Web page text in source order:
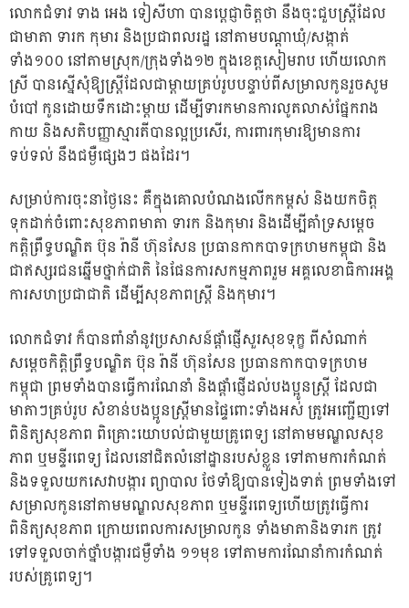
លោកជំទាវ ទាង អេង ទៀសីហា បានប្ដេជ្ញាចិត្តថា នឹងចុះជួបស្រ្តីដែល
ជាមាតា ទារក កុមារ និងប្រជាពលរដ្ឋ នៅតាមបណ្ដាឃុំ/សង្កាត់
ទាំង១០០ នៅតាមស្រុក/ក្រុងទាំង១២ ក្នុងខេត្តសៀមរាប ហើយលោក
ស្រី បានស្នើសុំឱ្យស្ត្រីដែលជាម្ដាយគ្រប់រូបបន្ទាប់ពីសម្រាលកូនរួចសូម
បំបៅ កូនដោយទឹកដោះម្ដាយ ដើម្បីទារកមានការលូតលាស់ផ្នែករាង
កាយ និងសតិបញ្ញាស្មារតីបានល្អប្រសើរ, ការពារកុមារឱ្យមានការ
ទប់ទល់ នឹងជម្ងឺផ្សេងៗ ផងដែរ។
សម្រាប់ការចុះនាថ្ងៃនេះ គឺក្នុងគោលបំណងលើកកម្ពស់ និងយកចិត្ត
ទុកដាក់ចំពោះសុខភាពមាតា ទារក និងកុមារ និងដើម្បីគាំទ្រសម្តេច
កត្តិព្រឹទ្ធបណ្ឌិត ប៊ុន រ៉ានី ហ៊ុនសែន ប្រធានកាកបាទក្រហមកម្ពុជា និង
ជាឥស្សរជនឆ្នើមថ្នាក់ជាតិ នៃផែនការសកម្មភាពរួម អគ្គលេខាធិការអង្គ
ការសហប្រជាជាតិ ដើម្បីសុខភាពស្ត្រី និងកុមារ។
លោកជំទាវ ក៏បានពាំនាំនូវប្រសាសន៍ផ្តាំផ្ញើសួរសុខទុក្ខ ពីសំណាក់
សម្ដេចកិត្តិព្រឹទ្ធបណ្ឌិត ប៊ុន រ៉ានី ហ៊ុនសែន ប្រធានកាកបាទក្រហម
កម្ពុជា ព្រមទាំងបានធ្វើការណែនាំ និងផ្តាំផ្ញើដល់បងប្អូនស្ត្រី ដែលជា
មាតាៗគ្រប់រូប សំខាន់បងប្អូនស្ត្រីមានផ្ទៃពោះទាំងអស់ ត្រូវអញ្ជើញទៅ
ពិនិត្យសុខភាព ពិគ្រោះយោបល់ជាមួយគ្រូពេទ្យ នៅតាមមណ្ឌលសុខ
ភាព ឬមន្ទីរពេទ្យ ដែលនៅជិតលំនៅដ្ឋានរបស់ខ្លួន ទៅតាមការកំណត់
និងទទួលយកសេវាបង្ការ ព្យាបាល ថែទាំឱ្យបានទៀងទាត់ ព្រមទាំងទៅ
សម្រាលកូននៅតាមមណ្ឌលសុខភាព ឬមន្ទីរពេទ្យហើយត្រូវធ្វើការ
ពិនិត្យសុខភាព ក្រោយពេលការសម្រាលកូន ទាំងមាតានិងទារក ត្រូវ
ទៅទទួលចាក់ថ្នាំបង្ការជម្ងឺទាំង ១១មុខ ទៅតាមការណែនាំការកំណត់
របស់គ្រូពេទ្យ។